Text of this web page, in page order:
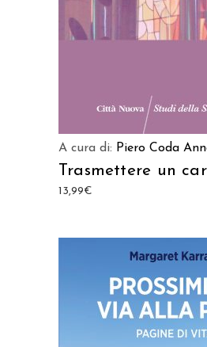
A cura di: Piero Coda
Trasmettere un
13,99€